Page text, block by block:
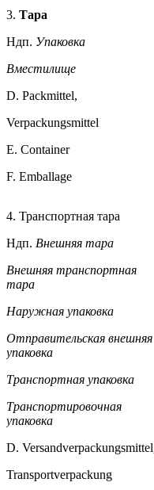
3. Тара
Ндп. Упаковка
Вместилище
D. Packmittel,
Verpackungsmittel
Е. Container
F. Emballage
4. Транспортная тара
Ндп. Внешняя тара
Внешняя транспортная
тара
Наружная упаковка
Отправительская внешняя
упаковка
Транспортная упаковка
Транспортировочная
упаковка
D.
Transportverpackung